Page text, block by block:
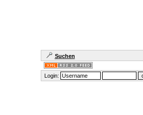
Suchen
Login: